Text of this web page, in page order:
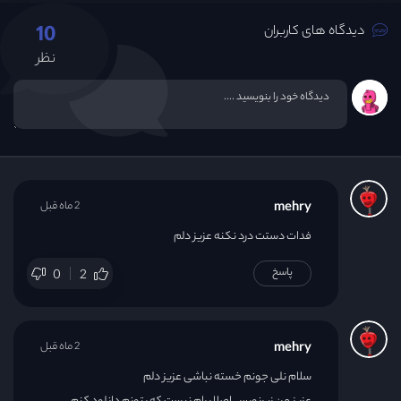
دیدگاه های کاربران 10
نظر
mehry
فدات دستت درد نکنه عزیز دلم
0 2
2 ماه قبل
پاسخ
mehry
سلام نلی جونم خسته نباشی عزیز دلم
2 ماه قبل